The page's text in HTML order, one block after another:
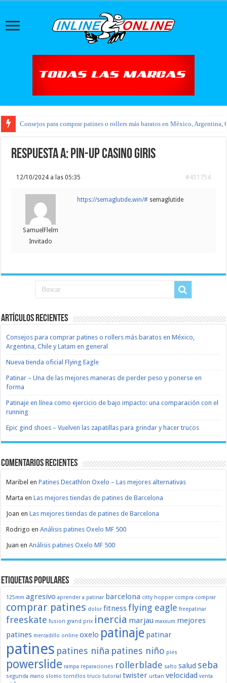
Consejos para comprar patines o rollers más baratos en México, Argentina,
Respuesta a: pin-up casino giris
12/10/2024 a las 05:35 #451754
SamuelFlelm
Invitado
https://semaglutide.win/# semaglutide
Artículos recientes
Consejos para comprar patines o rollers más baratos en México,
Argentina, Chile y Latam en general
Nueva tienda oficial Flying Eagle
Patinar – Una de las mejores maneras de perder peso y ponerse en
forma
Patinaje en línea como ejercicio de bajo impacto: una comparación con el
running
Epic gind shoes – Vuelven las zapatillas para grindar y hacer trucos
Comentarios recientes
Maribel enPatines Decathlon Oxelo – Las mejores alternativas
Marta enLas mejores tiendas de patines de Barcelona
Joan enLas mejores tiendas de patines de Barcelona
Rodrigo enAnálisis patines Oxelo MF 500
Juan enAnálisis patines Oxelo MF 500
Etiquetas populares
125mm agresivo aprender a patinar barcelona citty hopper compra comprar
comprar patines dolor fitnessflying eagle freepatinar
freeskate fusion grand prix inercia marjau maxxum mejores
patines mercadillo online oxelo patinaje patinar
patines patines niña patines niño pies
powerslide rampa reparaciones rollerblade salto salud seba
segunda mano slomo tornillos truco tutorial twister urban velocidad venta